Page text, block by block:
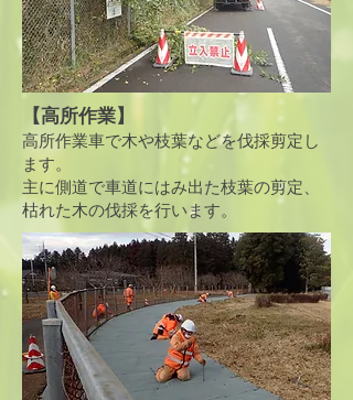
【高所作業】
高所作業車で木や枝葉などを伐採剪定し
ます。
​主に側道で車道にはみ出た枝葉の剪定、
枯れた木の伐採を行います。